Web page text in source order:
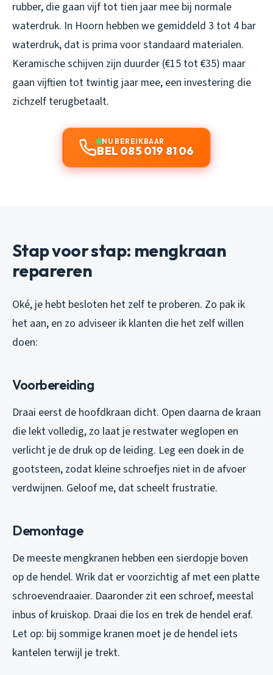
rubber, die gaan vijf tot tien jaar mee bij normale
waterdruk. In Hoorn hebben we gemiddeld 3 tot 4 bar
waterdruk, dat is prima voor standaard materialen.
Keramische schijven zijn duurder (€15 tot €35) maar
gaan vijftien tot twintig jaar mee, een investering die
zichzelf terugbetaalt.
NU BEREIKBAAR
BEL 085 019 81 06
Stap voor stap: mengkraan
repareren
Oké, je hebt besloten het zelf te proberen. Zo pak ik
het aan, en zo adviseer ik klanten die het zelf willen
doen:
Voorbereiding
Draai eerst de hoofdkraan dicht. Open daarna de kraan
die lekt volledig, zo laat je restwater weglopen en
verlicht je de druk op de leiding. Leg een doek in de
gootsteen, zodat kleine schroefjes niet in de afvoer
verdwijnen. Geloof me, dat scheelt frustratie.
Demontage
De meeste mengkranen hebben een sierdopje boven
op de hendel. Wrik dat er voorzichtig af met een platte
schroevendraaier. Daaronder zit een schroef, meestal
inbus of kruiskop. Draai die los en trek de hendel eraf.
Let op: bij sommige kranen moet je de hendel iets
kantelen terwijl je trekt.